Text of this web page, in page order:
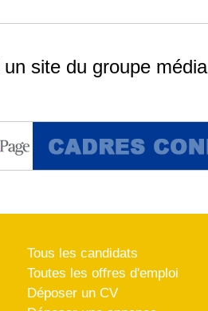
un site du groupe média
Tous les candidats
Toutes les offres d'emploi
Déposer un CV